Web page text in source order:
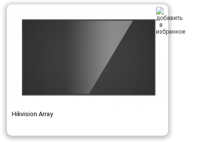
Hikvision Array